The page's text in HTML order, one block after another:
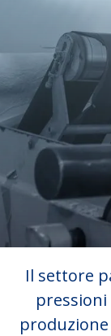
Il settore